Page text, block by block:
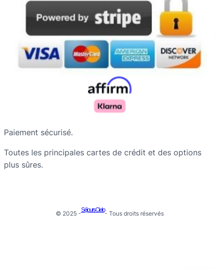
Paiement sécurisé.
Toutes les principales cartes de crédit et des options
plus sûres.
© 2025 -
Séjours Cielo
- Tous droits réservés
Русский